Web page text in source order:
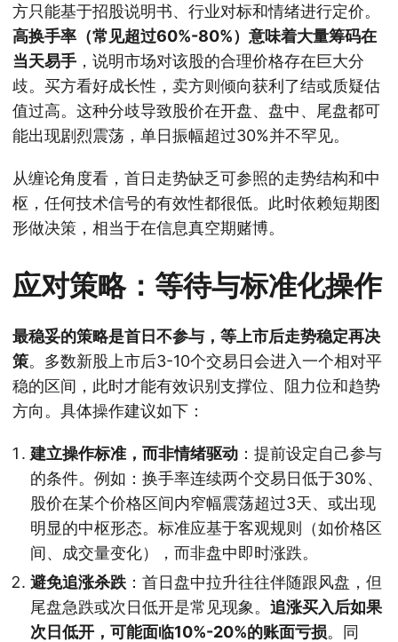
方只能基于招股说明书、行业对标和情绪进行定价。
高换手率（常见超过60%-80%）意味着大量筹码在
当天易手 ，说明市场对该股的合理价格存在巨大分
歧。买方看好成长性，卖方则倾向获利了结或质疑估
值过高。这种分歧导致股价在开盘、盘中、尾盘都可
能出现剧烈震荡，单日振幅超过30%并不罕见。
从缠论角度看，首日走势缺乏可参照的走势结构和中
枢，任何技术信号的有效性都很低。此时依赖短期图
形做决策，相当于在信息真空期赌博。
应对策略：等待与标准化操作
最稳妥的策略是首日不参与，等上市后走势稳定再决
策。多数新股上市后3-10个交易日会进入一个相对平
稳的区间，此时才能有效识别支撑位、阻力位和趋势
方向。具体操作建议如下：
建立操作标准，而非情绪驱动 ：提前设定自己参与
的条件。例如：换手率连续两个交易日低于30%、
股价在某个价格区间内窄幅震荡超过3天、或出现
明显的中枢形态。标准应基于客观规则（如价格区
间、成交量变化），而非盘中即时涨跌。
避免追涨杀跌 ：首日盘中拉升往往伴随跟风盘，但
尾盘急跌或次日低开是常见现象。 追涨买入后如果
次日低开，可能面临10%-20%的账面亏损。同